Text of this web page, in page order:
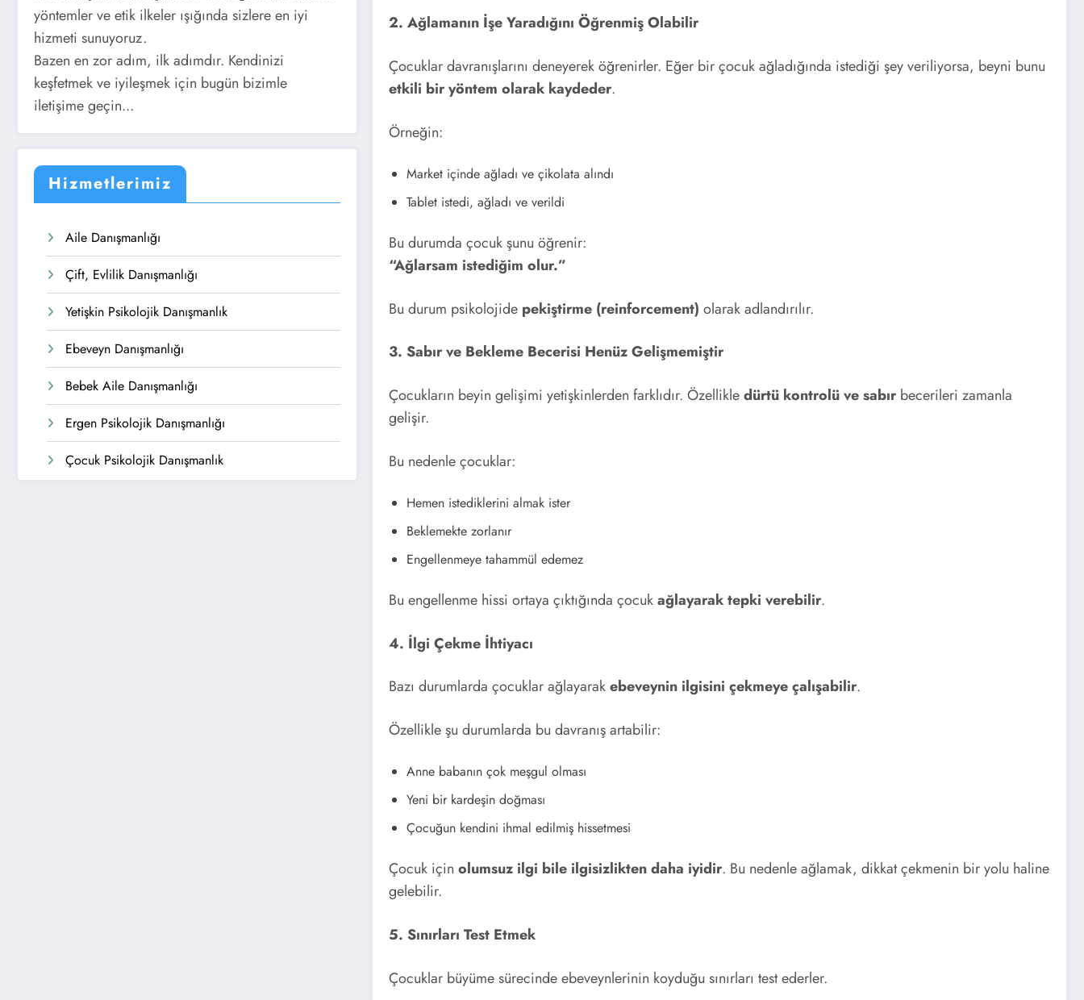
yöntemler ve etik ilkeler ışığında sizlere en iyi
hizmeti sunuyoruz.
Bazen en zor adım, ilk adımdır. Kendinizi
keşfetmek ve iyileşmek için bugün bizimle
iletişime geçin...
Hizmetlerimiz
Aile Danışmanlığı
Çift, Evlilik Danışmanlığı
Yetişkin Psikolojik Danışmanlık
Ebeveyn Danışmanlığı
Bebek Aile Danışmanlığı
Ergen Psikolojik Danışmanlığı
Çocuk Psikolojik Danışmanlık
2. Ağlamanın İşe Yaradığını Öğrenmiş Olabilir
Çocuklar davranışlarını deneyerek öğrenirler. Eğer bir çocuk ağladığında istediği şey veriliyorsa, beyni bunu
etkili bir yöntem olarak kaydeder.
Örneğin:
Market içinde ağladı ve çikolata alındı
Tablet istedi, ağladı ve verildi
Bu durumda çocuk şunu öğrenir:
“Ağlarsam istediğim olur.”
Bu durum psikolojide pekiştirme (reinforcement) olarak adlandırılır.
3. Sabır ve Bekleme Becerisi Henüz Gelişmemiştir
Çocukların beyin gelişimi yetişkinlerden farklıdır. Özellikledürtü kontrolü ve sabır becerileri zamanla
gelişir.
Bu nedenle çocuklar:
Hemen istediklerini almak ister
Beklemekte zorlanır
Engellenmeye tahammül edemez
Bu engellenme hissi ortaya çıktığında çocukağlayarak tepki verebilir.
4. İlgi Çekme İhtiyacı
Bazı durumlarda çocuklar ağlayarakebeveynin ilgisini çekmeye çalışabilir.
Özellikle şu durumlarda bu davranış artabilir:
Anne babanın çok meşgul olması
Yeni bir kardeşin doğması
Çocuğun kendini ihmal edilmiş hissetmesi
Çocuk içinolumsuz ilgi bile ilgisizlikten daha iyidir. Bu nedenle ağlamak, dikkat çekmenin bir yolu haline
gelebilir.
5. Sınırları Test Etmek
Çocuklar büyüme sürecinde ebeveynlerinin koyduğu sınırları test ederler.